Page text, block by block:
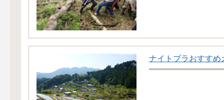
ナイトブラおすすめ